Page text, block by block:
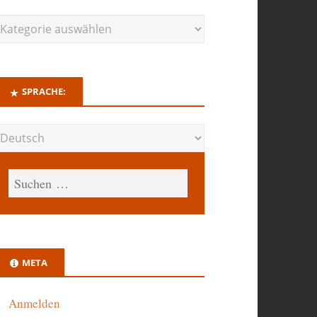
SPRACHE:
META
Anmelden